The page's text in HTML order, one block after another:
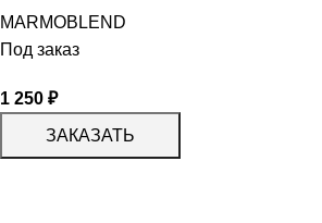
MARMOBLEND
Под заказ
1 250 ₽
ЗАКАЗАТЬ